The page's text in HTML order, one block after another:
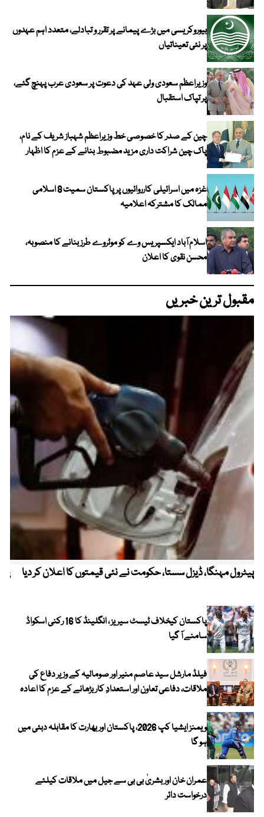
بیوروکریسی میں بڑے پیمانے پر تقرر و تبادلے، متعدد اہم عہدوں
پر نئی تعیناتیاں
وزیراعظم سعودی ولی عہد کی دعوت پر سعودی عرب پہنچ گئے،
پر تپاک استقبال
چین کے صدر کا خصوصی خط وزیراعظم شہباز شریف کے نام،
پاک چین شراکت داری مزید مضبوط بنانے کے عزم کا اظہار
غزہ میں اسرائیلی کارروائیوں پر پاکستان سمیت 8 اسلامی
ممالک کا مشترکہ اعلامیہ
اسلام آباد ایکسپریس وے کو موٹروے طرز بنانے کا منصوبہ،
محسن نقوی کا اعلان
مقبول ترین خبریں
پیٹرول مہنگا، ڈیزل سستا، حکومت نے نئی قیمتوں کا اعلان کر دیا
پاکستان کیخلاف ٹیسٹ سیریز ، انگلینڈ کا 16 رکنی اسکواڈ
سامنے آ گیا
فیلڈ مارشل سید عاصم منیر اور صومالیہ کے وزیر دفاع کی
ملاقات، دفاعی تعاون اور استعدادِ کار بڑھانے کے عزم کا اعادہ
ویمنز ایشیا کپ 2026، پاکستان اور بھارت کا مقابلہ دبئی میں
ہو گا
عمران خان اور بشریٰ بی بی سے جیل میں ملاقات کیلئے
درخواست دائر